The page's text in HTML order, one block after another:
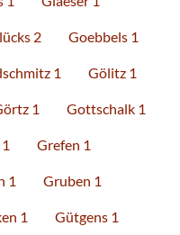
2 Goebbels 1
1 Gölitz 1
1 Gottschalk 1
Grefen 1
1 Gruben 1
1 Gütgens 1